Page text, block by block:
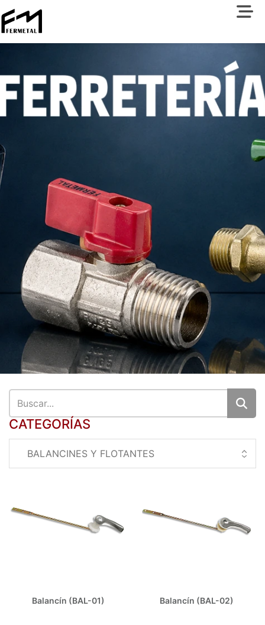
CATEGORÍAS
Balancín (BAL-01) Balancín (BAL-02)